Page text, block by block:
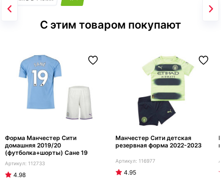
С этим товаром покупают
Форма Манчестер Сити
домашняя 2019/20
(футболка+шорты) Сане 19
112733
4.98
Манчестер Сити детская
резервная форма 2022-2023
116977
4.95